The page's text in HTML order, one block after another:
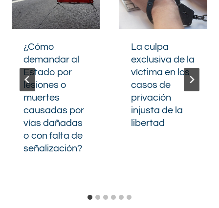
¿Cómo
demandar al
Estado por
lesiones o
muertes
causadas por
vías dañadas
o con falta de
señalización?
La culpa
exclusiva de la
víctima en los
casos de
privación
injusta de la
libertad